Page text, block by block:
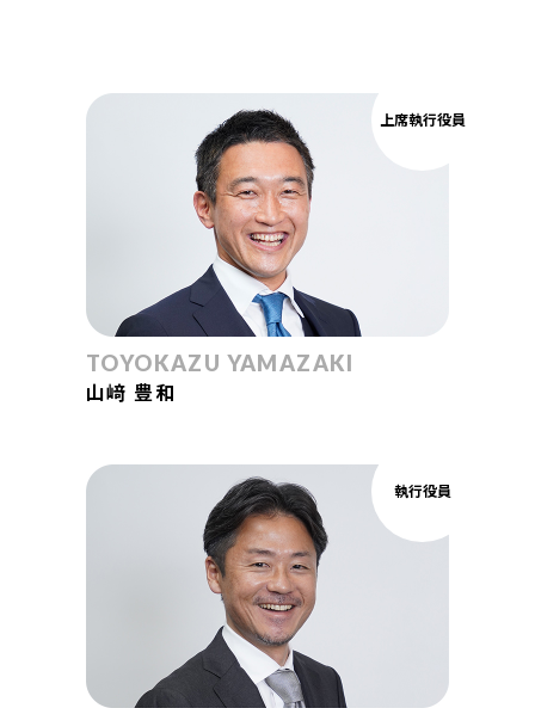
上席執行役員
TOYOKAZU YAMAZAKI
山﨑 豊和
執行役員